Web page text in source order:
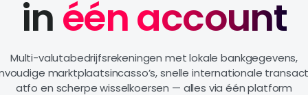
in één account
Multi-valutabedrijfsrekeningen met lokale bankgegevens,
marktplaatsincasso’s, snelle internationale
atfoen scherpe wisselkoersen — alles via één platform